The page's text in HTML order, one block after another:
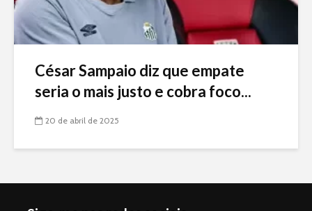
César Sampaio diz que empate
seria o mais justo e cobra foco...
20 de abril de 2025